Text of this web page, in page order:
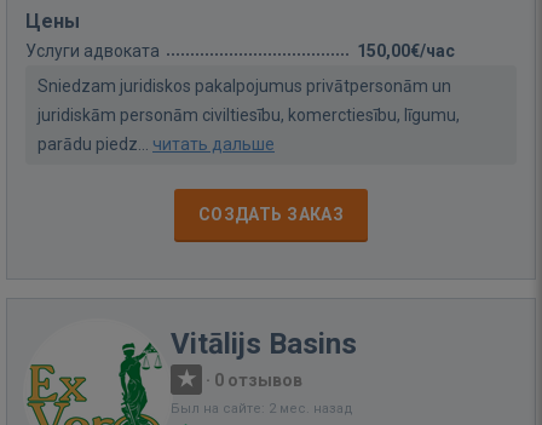
Цены
Услуги адвоката
150,00€/час
Sniedzam juridiskos pakalpojumus privātpersonām un
juridiskām personām civiltiesību, komerctiesību, līgumu,
parādu piedz... читать дальше
СОЗДАТЬ ЗАКАЗ
Vitālijs Basins
· 0 отзывов
Был на сайте: 2 мес. назад